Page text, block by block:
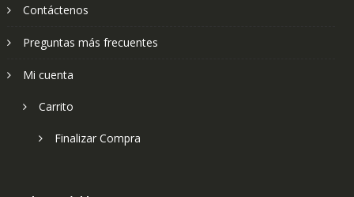
Contáctenos
Preguntas más frecuentes
Mi cuenta
Carrito
Finalizar Compra